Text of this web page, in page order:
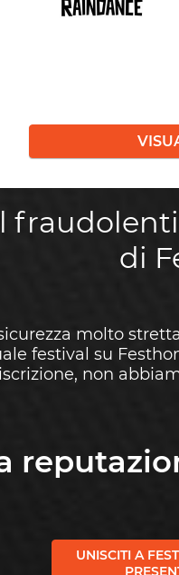
di
molto
festival su
non
UNISCITI A